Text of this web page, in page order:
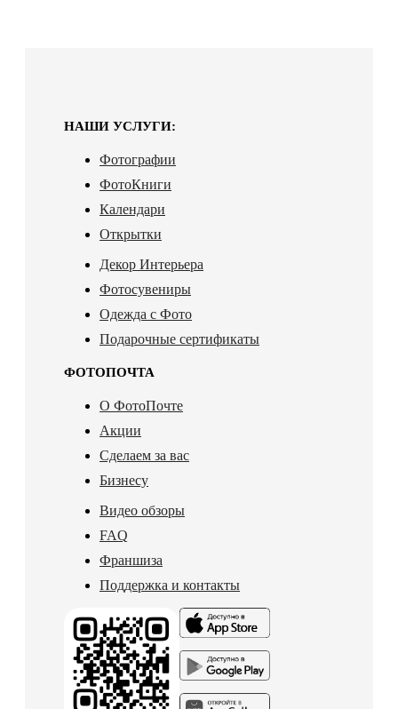
НАШИ УСЛУГИ:
Фотографии
ФотоКниги
Календари
Открытки
Декор Интерьера
Фотосувениры
Одежда с Фото
Подарочные сертификаты
ФОТОПОЧТА
О ФотоПочте
Акции
Сделаем за вас
Бизнесу
Видео обзоры
FAQ
Франшиза
Поддержка и контакты